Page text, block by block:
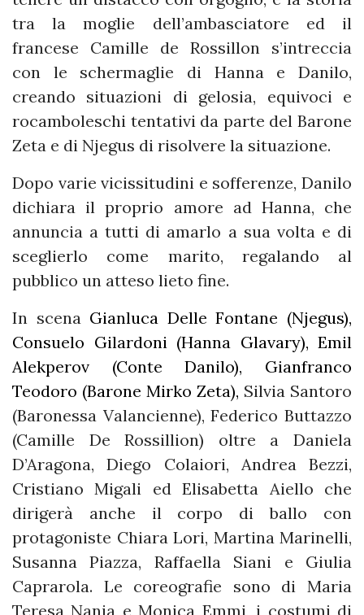
tra la moglie dell’ambasciatore ed il
francese Camille de Rossillon s’intreccia
con le schermaglie di Hanna e Danilo,
creando situazioni di gelosia, equivoci e
rocamboleschi tentativi da parte del Barone
Zeta e di Njegus di risolvere la situazione.
Dopo varie vicissitudini e sofferenze, Danilo
dichiara il proprio amore ad Hanna, che
annuncia a tutti di amarlo a sua volta e di
sceglierlo come marito, regalando al
pubblico un atteso lieto fine.
In scena Gianluca Delle Fontane (Njegus),
Consuelo Gilardoni (Hanna Glavary), Emil
Alekperov (Conte Danilo), Gianfranco
Teodoro (Barone Mirko Zeta), Silvia Santoro
(Baronessa Valancienne), Federico Buttazzo
(Camille De Rossillion) oltre a Daniela
D’Aragona, Diego Colaiori, Andrea Bezzi,
Cristiano Migali ed Elisabetta Aiello che
dirigerà anche il corpo di ballo con
protagoniste Chiara Lori, Martina Marinelli,
Susanna Piazza, Raffaella Siani e Giulia
Caprarola. Le coreografie sono di Maria
Teresa Nania e Monica Emmi, i costumi di